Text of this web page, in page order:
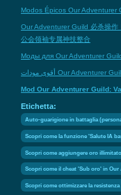
Modos Épicos Our Adventurer
Our Adventurer Guild 必杀操作
公会领袖专属神技整合
Моды для Our Adventurer
Mod Our Adventurer Guild:
Etichetta:
Auto-guarigione in battaglia
Scopri come la funzione 'Salute IA
Scopri come aggiungere oro
Scopri come il cheat 'Sub oro' in
Scopri come ottimizzare la